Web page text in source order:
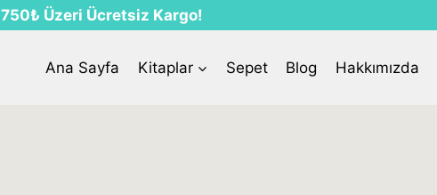
750₺ Üzeri Ücretsiz Kargo!
Ana Sayfa Kitaplar Sepet Blog Hakkımızda